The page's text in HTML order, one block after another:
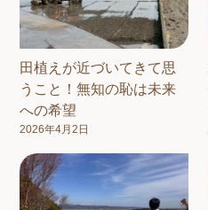
田植えが近づいてきて思
うこと！無知の恥は未来
への希望
2026年4月2日